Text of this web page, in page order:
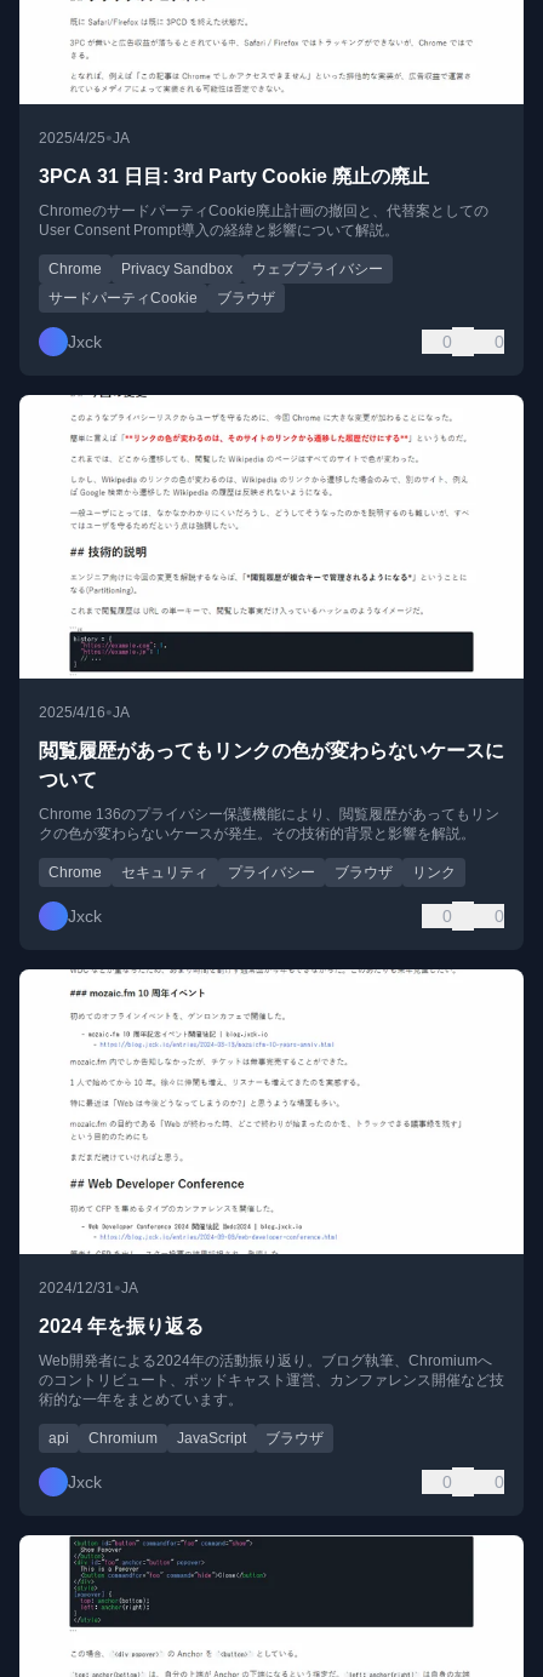
2025/4/25•JA
3PCA 31 日目: 3rd Party Cookie 廃止の廃止
ChromeのサードパーティCookie廃止計画の撤回と、代替案としての
User Consent Prompt導入の経緯と影響について解説。
Chrome Privacy Sandbox
ウェブプライバシー
サードパーティCookie
ブラウザ
Jxck 0 0
2025/4/16•JA
閲覧履歴があってもリンクの色が変わらないケースに
ついて
Chrome 136のプライバシー保護機能により、閲覧履歴があってもリン
クの色が変わらないケースが発生。その技術的背景と影響を解説。
Chrome セキュリティ プライバシー ブラウザ リンク
Jxck 0 0
2024/12/31 •JA
2024 年を振り返る
Web開発者による2024年の活動振り返り。ブログ執筆、Chromiumへ
のコントリビュート、ポッドキャスト運営、カンファレンス開催など技
術的な一年をまとめています。
api Chromium JavaScript ブラウザ
Jxck 0 0